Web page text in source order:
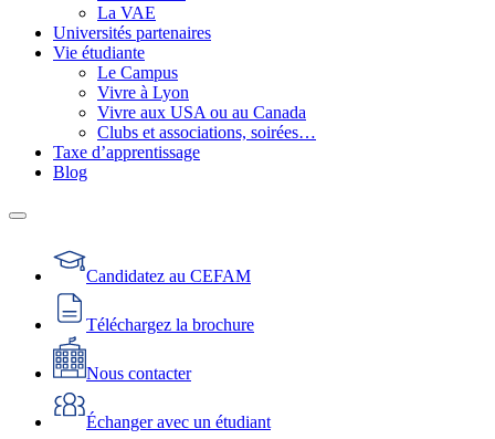
La VAE
Universités partenaires
Vie étudiante
Le Campus
Vivre à Lyon
Vivre aux USA ou au Canada
Clubs et associations, soirées…
Taxe d’apprentissage
Blog
Candidatez au CEFAM
Téléchargez la brochure
Nous contacter
Échanger avec un étudiant